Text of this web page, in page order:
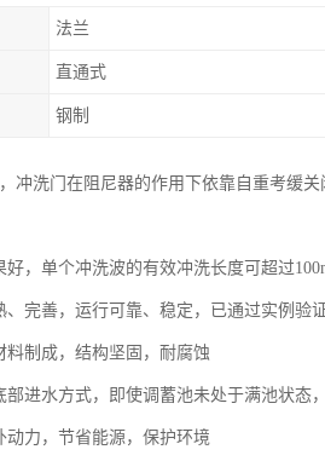
法兰
直通式
钢制
冲洗门在阻尼器的作用下依靠自重考缓关
好，单个冲洗波的有效冲洗长度可超过
、完善，运行可靠、稳定，已通过实例验
料制成，结构坚固，耐腐蚀
部进水方式，即使调蓄池未处于满池状态
动力，节省能源，保护环境